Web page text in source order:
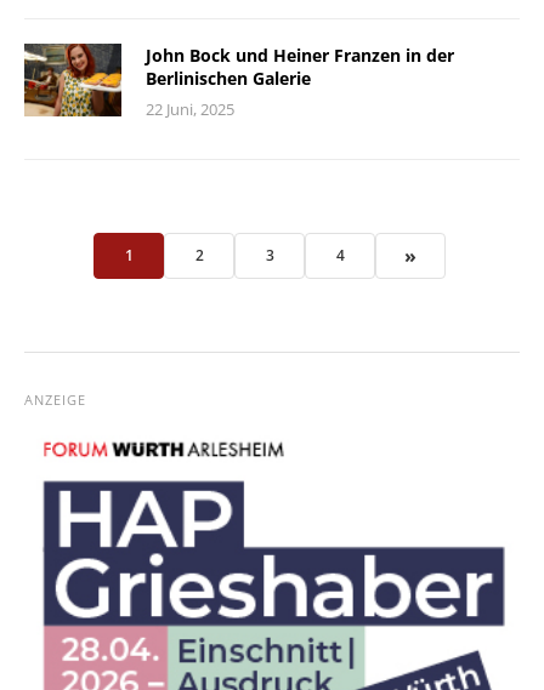
John Bock und Heiner Franzen in der
Berlinischen Galerie
22 Juni, 2025
1 2 3 4 »
ANZEIGE